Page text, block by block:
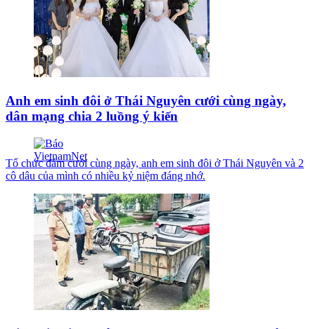
Anh em sinh đôi ở Thái Nguyên cưới cùng ngày,
dân mạng chia 2 luồng ý kiến
Tổ chức đám cưới cùng ngày, anh em sinh đôi ở Thái Nguyên và 2
cô dâu của mình có nhiều kỷ niệm đáng nhớ.